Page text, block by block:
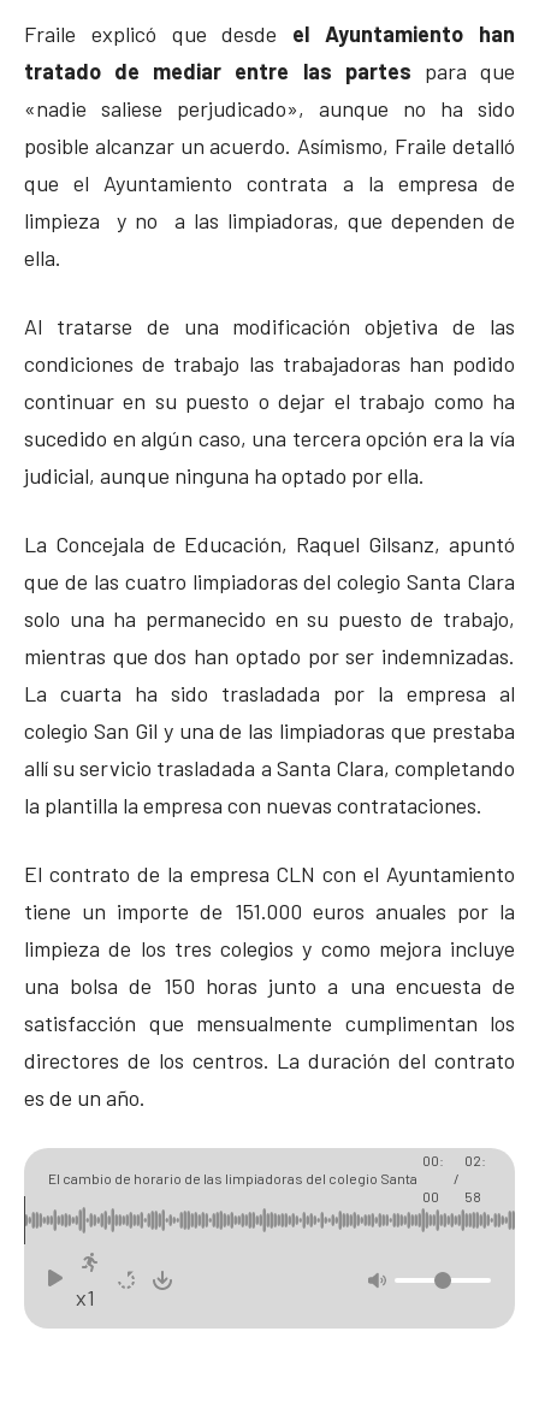
Fraile explicó que desde el Ayuntamiento han
tratado de mediar entre las partes para que
«nadie saliese perjudicado», aunque no ha sido
posible alcanzar un acuerdo. Asímismo, Fraile detalló
que el Ayuntamiento contrata a la empresa de
limpieza y no a las limpiadoras, que dependen de
ella.
Al tratarse de una modificación objetiva de las
condiciones de trabajo las trabajadoras han podido
continuar en su puesto o dejar el trabajo como ha
sucedido en algún caso, una tercera opción era la vía
judicial, aunque ninguna ha optado por ella.
La Concejala de Educación, Raquel Gilsanz, apuntó
que de las cuatro limpiadoras del colegio Santa Clara
solo una ha permanecido en su puesto de trabajo,
mientras que dos han optado por ser indemnizadas.
La cuarta ha sido trasladada por la empresa al
colegio San Gil y una de las limpiadoras que prestaba
allí su servicio trasladada a Santa Clara, completando
la plantilla la empresa con nuevas contrataciones.
El contrato de la empresa CLN con el Ayuntamiento
tiene un importe de 151.000 euros anuales por la
limpieza de los tres colegios y como mejora incluye
una bolsa de 150 horas junto a una encuesta de
satisfacción que mensualmente cumplimentan los
directores de los centros. La duración del contrato
es de un año.
El cambio de horario de las limpiadoras del colegio Santa
Clara crea polémica
00:
00
/
02:
58
x1